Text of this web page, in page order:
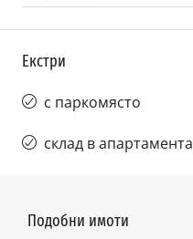
Екстри
с паркомясто
склад в апартамента
Подобни имоти